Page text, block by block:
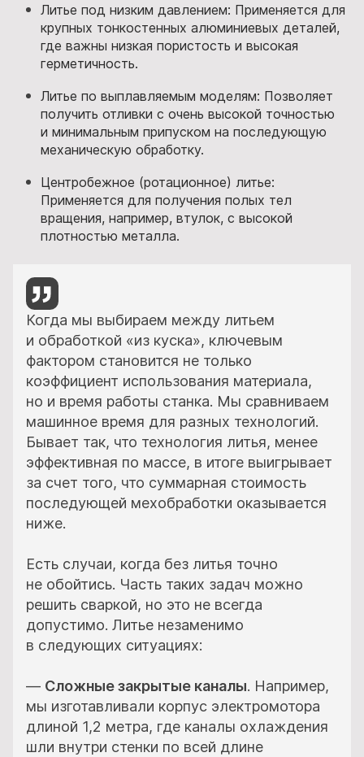
Литье под низким давлением: Применяется для
крупных тонкостенных алюминиевых деталей,
где важны низкая пористость и высокая
герметичность.
Литье по выплавляемым моделям: Позволяет
получить отливки с очень высокой точностью
и минимальным припуском на последующую
механическую обработку.
Центробежное (ротационное) литье:
Применяется для получения полых тел
вращения, например, втулок, с высокой
плотностью металла.
Когда мы выбираем между литьем
и обработкой «из куска», ключевым
фактором становится не только
коэффициент использования материала,
но и время работы станка. Мы сравниваем
машинное время для разных технологий.
Бывает так, что технология литья, менее
эффективная по массе, в итоге выигрывает
за счет того, что суммарная стоимость
последующей мехобработки оказывается
ниже.
Есть случаи, когда без литья точно
не обойтись. Часть таких задач можно
решить сваркой, но это не всегда
допустимо. Литье незаменимо
в следующих ситуациях:
— Сложные закрытые каналы. Например,
мы изготавливали корпус электромотора
длиной 1,2 метра, где каналы охлаждения
шли внутри стенки по всей длине